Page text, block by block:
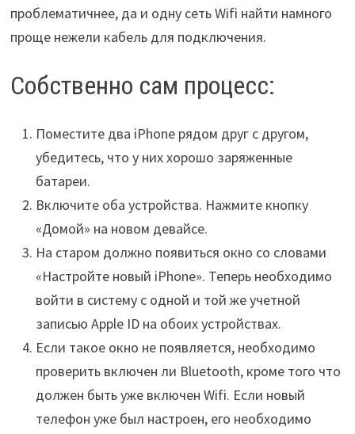
проблематичнее, да и одну сеть Wifi найти намного
проще нежели кабель для подключения.
Собственно сам процесс:
Поместите два iPhone рядом друг с другом,
убедитесь, что у них хорошо заряженные
батареи.
Включите оба устройства. Нажмите кнопку
«Домой» на новом девайсе.
На старом должно появиться окно со словами
«Настройте новый iPhone». Теперь необходимо
войти в систему с одной и той же учетной
записью Apple ID на обоих устройствах.
Если такое окно не появляется, необходимо
проверить включен ли Bluetooth, кроме того что
должен быть уже включен Wifi. Если новый
телефон уже был настроен, его необходимо